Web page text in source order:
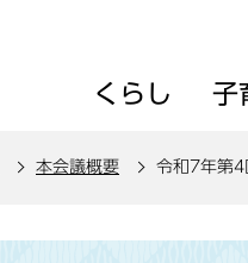
くらし 子
本会議概要 令和7年第